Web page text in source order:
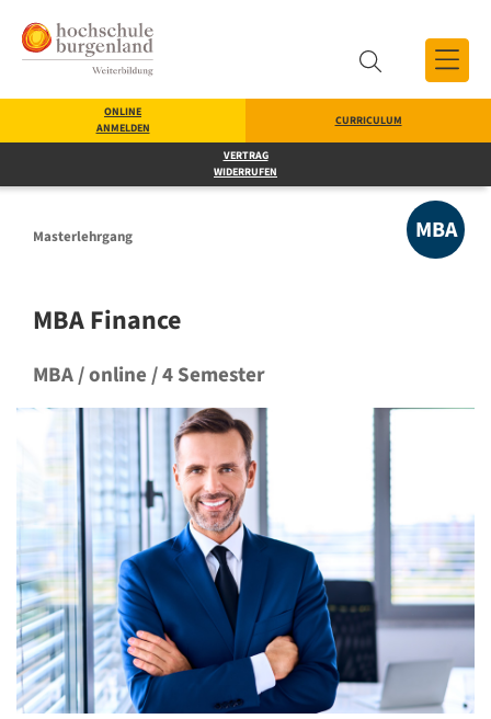
Zum Inhalt
Zum Menü
Zur Suche
Suche
Masterlehrgang MBA
MBA Finance
MBA / online / 4 Semester
ONLINE
ANMELDEN
CURRICULUM
VERTRAG
WIDERRUFEN